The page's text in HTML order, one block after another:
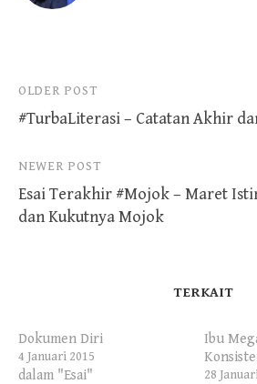
Post
navigation
OLDER POST
#TurbaLiterasi – Catatan Akhir
NEWER POST
Esai Terakhir #Mojok – Maret
dan Kukutnya Mojok
TERKAIT
Dokumen Diri
4 Januari 2015
dalam "Esai"
Ibu
28